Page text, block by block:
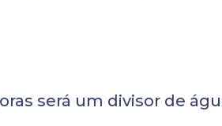
será um divisor de